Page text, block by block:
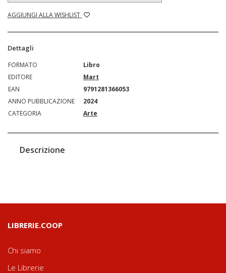
AGGIUNGI ALLA WISHLIST
Dettagli
FORMATO
Libro
EDITORE
Mart
EAN
9791281366053
ANNO PUBBLICAZIONE
2024
CATEGORIA
Arte
Descrizione
LIBRERIE.COOP
Chi siamo
Le Librerie